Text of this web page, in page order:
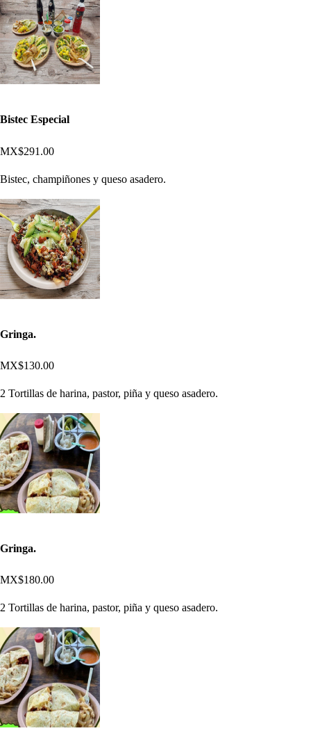
Bistec Especial
MX$291.00
Bistec, champiñones y queso asadero.
Gringa.
MX$130.00
2 Tortillas de harina, pastor, piña y queso asadero.
Gringa.
MX$180.00
2 Tortillas de harina, pastor, piña y queso asadero.